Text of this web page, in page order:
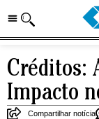
Créditos:
Impacto
Compartilhar notícia